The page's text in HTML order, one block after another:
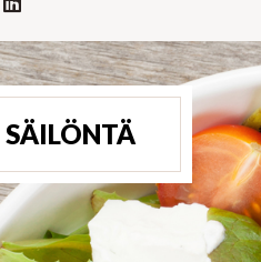
SÄILÖNTÄ